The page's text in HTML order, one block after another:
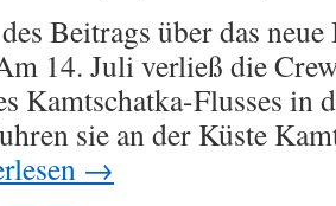
Beitrags über das
14. Juli verließ die
Kamtschatka-Flusses in
sie an der Küste
→